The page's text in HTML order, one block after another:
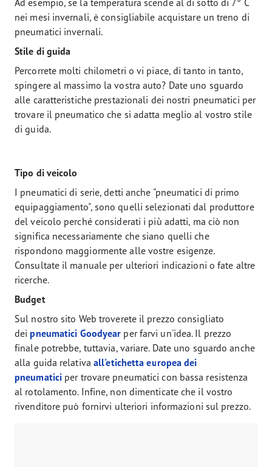
Ad esempio, se la temperatura scende al di sotto di 7° C
nei mesi invernali, è consigliabile acquistare un treno di
pneumatici invernali.
Stile di guida
Percorrete molti chilometri o vi piace, di tanto in tanto,
spingere al massimo la vostra auto? Date uno sguardo
alle caratteristiche prestazionali dei nostri pneumatici per
trovare il pneumatico che si adatta meglio al vostro stile
di guida.
Tipo di veicolo
I pneumatici di serie, detti anche "pneumatici di primo
equipaggiamento", sono quelli selezionati dal produttore
del veicolo perché considerati i più adatti, ma ciò non
significa necessariamente che siano quelli che
rispondono maggiormente alle vostre esigenze.
Consultate il manuale per ulteriori indicazioni o fate altre
ricerche.
Budget
Sul nostro sito Web troverete il prezzo consigliato
dei pneumatici Goodyear per farvi un'idea. Il prezzo
finale potrebbe, tuttavia, variare. Date uno sguardo anche
alla guida relativa all'etichetta europea dei
pneumatici per trovare pneumatici con bassa resistenza
al rotolamento. Infine, non dimenticate che il vostro
rivenditore può fornirvi ulteriori informazioni sul prezzo.